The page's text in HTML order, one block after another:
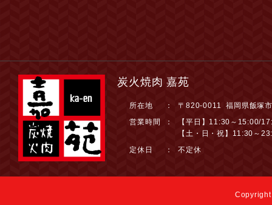
炭火焼肉 嘉苑
所在地 ：
〒820-0011 福岡県飯塚
営業時間
：
【平日】11:30～15:00/
【土・日・祝】11:30～
定休日
： 不定休